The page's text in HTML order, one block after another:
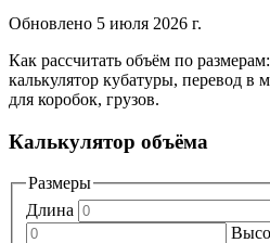
Обновлено 5 июля 2026 г.
Как рассчитать объём по
калькулятор кубатуры, перевод в
для коробок, грузов.
Калькулятор объёма
Размеры
Длина